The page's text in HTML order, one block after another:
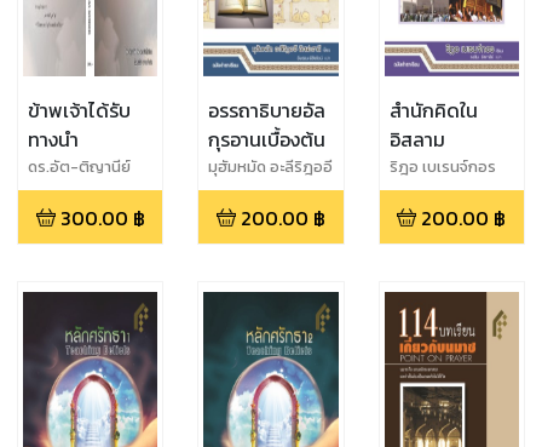
ข้าพเจ้าได้รับ
ทางนำ
ดร.อัต-ติญานีย์
อัส-สะมาวีย์
300.00 ฿
อรรถาธิบายอัล
กุรอานเบื้องต้น
มุฮัมหมัด อะลีริฎออี
อัศฟะฮานี
200.00 ฿
สำนักคิดใน
อิสลาม
ริฎอ เบเรนจ์กอร
200.00 ฿